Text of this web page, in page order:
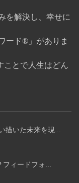
を解決し、幸せに
ード®」がありま
ことで人生はどん
描いた未来を現...
フィードフォ...